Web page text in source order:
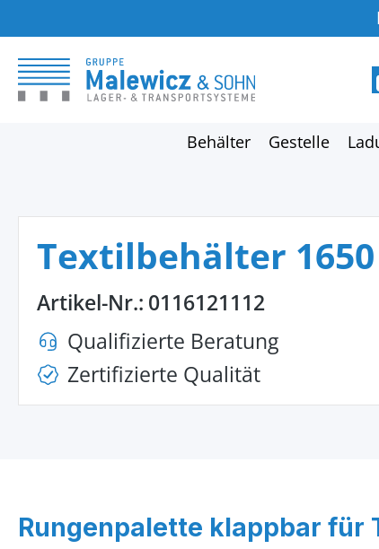
Behälter Gestelle
Textilbehälter
Artikel-Nr.: 0116121112
Qualifizierte Beratung
Zertifizierte Qualität
Rungenpalette klappbar für